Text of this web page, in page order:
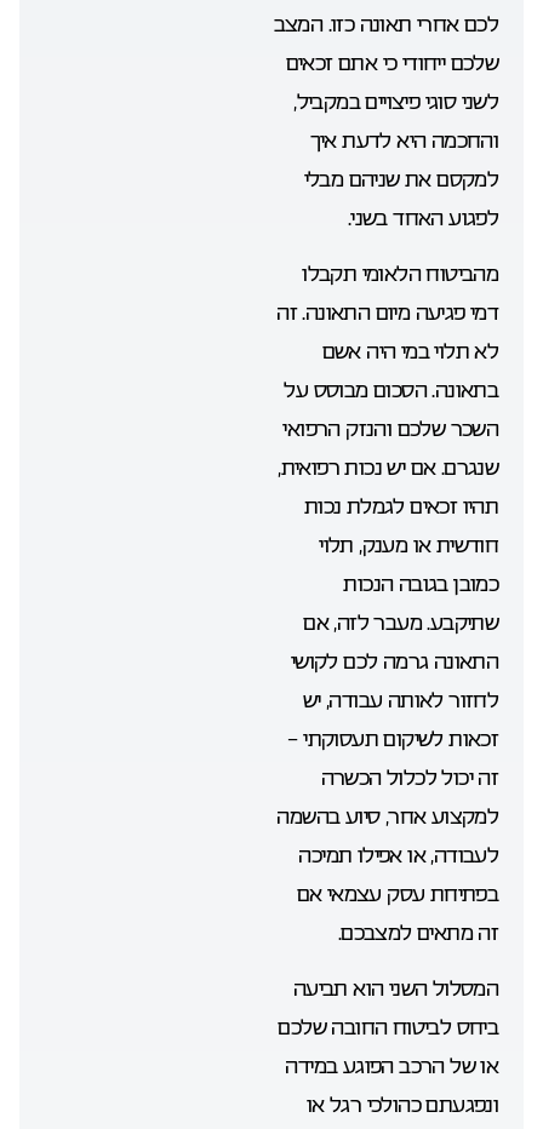
לכם אחרי תאונה כזו. המצב
שלכם ייחודי כי אתם זכאים
לשני סוגי פיצויים במקביל,
והחכמה היא לדעת איך
למקסם את שניהם מבלי
לפגוע האחד בשני.
מהביטוח הלאומי תקבלו
דמי פגיעה מיום התאונה. זה
לא תלוי במי היה אשם
בתאונה. הסכום מבוסס על
השכר שלכם והנזק הרפואי
שנגרם. אם יש נכות רפואית,
תהיו זכאים לגמלת נכות
חודשית או מענק, תלוי
כמובן בגובה הנכות
שתיקבע. מעבר לזה, אם
התאונה גרמה לכם לקושי
לחזור לאותה עבודה, יש
זכאות לשיקום תעסוקתי –
זה יכול לכלול הכשרה
למקצוע אחר, סיוע בהשמה
לעבודה, או אפילו תמיכה
בפתיחת עסק עצמאי אם
זה מתאים למצבכם.
המסלול השני הוא תביעה
ביחס לביטוח החובה שלכם
או של הרכב הפוגע במידה
ונפגעתם כהולכי רגל או